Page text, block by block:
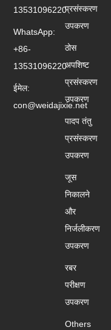
प्रसंस्करण
उपकरण
ठोस
अपशिष्ट
प्रसंस्करण
उपकरण
पादप तंतु
प्रसंस्करण
उपकरण
जूस
निकालने
और
निर्जलीकरण
उपकरण
रबर
परीक्षण
उपकरण
Others
13531096220
WhatsApp:
+86-
13531096220
ईमेल:
con@weidajixie.net